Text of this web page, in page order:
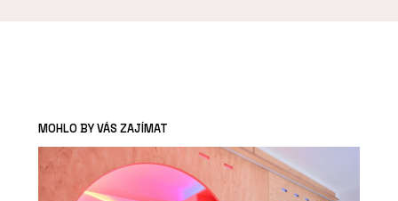
MOHLO BY VÁS ZAJÍMAT